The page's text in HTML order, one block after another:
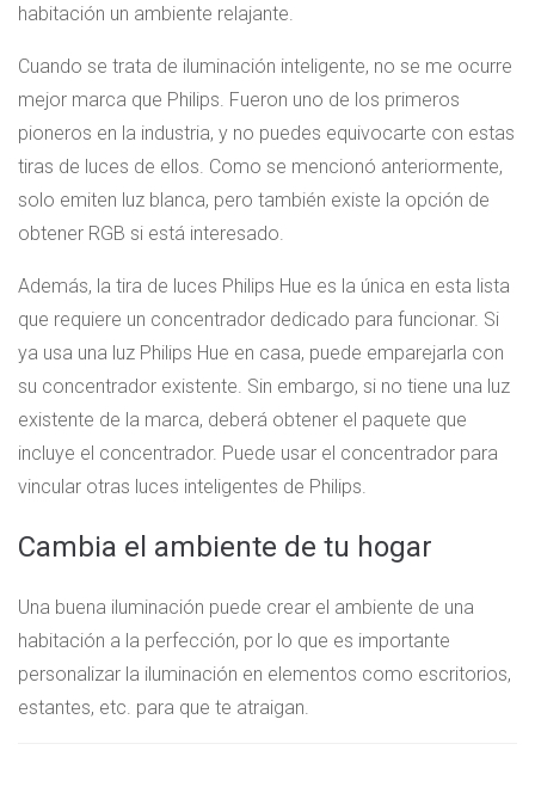
habitación un ambiente relajante.
Cuando se trata de iluminación inteligente, no se me ocurre
mejor marca que Philips. Fueron uno de los primeros
pioneros en la industria, y no puedes equivocarte con estas
tiras de luces de ellos. Como se mencionó anteriormente,
solo emiten luz blanca, pero también existe la opción de
obtener RGB si está interesado.
Además, la tira de luces Philips Hue es la única en esta lista
que requiere un concentrador dedicado para funcionar. Si
ya usa una luz Philips Hue en casa, puede emparejarla con
su concentrador existente. Sin embargo, si no tiene una luz
existente de la marca, deberá obtener el paquete que
incluye el concentrador. Puede usar el concentrador para
vincular otras luces inteligentes de Philips.
Cambia el ambiente de tu hogar
Una buena iluminación puede crear el ambiente de una
habitación a la perfección, por lo que es importante
personalizar la iluminación en elementos como escritorios,
estantes, etc. para que te atraigan.